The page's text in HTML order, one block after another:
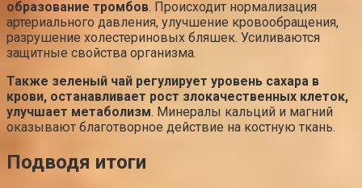
образование тромбов. Происходит нормализация
артериального давления, улучшение кровообращения,
разрушение холестериновых бляшек. Усиливаются
защитные свойства организма.
Также зеленый чай регулирует уровень сахара в
крови, останавливает рост злокачественных клеток,
улучшает метаболизм. Минералы кальций и магний
оказывают благотворное действие на костную ткань.
Подводя итоги